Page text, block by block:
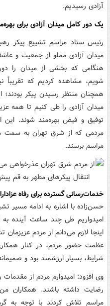
آزادی رسیدیم.
یک دور کامل میدان آزادی برای
رئیس ستاد مراسم تشییع پیکر
میدان آزادی مملو از جمعیت و
هنگامی که بخشی از میدان را
شویم، مشاهده کردیم که
همچنان منتظر رسیدن پیکر
میدان آزادی را طی کنیم تا همه
توفیق و فیض بهره‌مند شوند.
مردمی که از شرق تهران به سمت
مراسم برسند.
خدمات‌رسانی گسترده برای رفاه
حسن‌زاده با اشاره به ادامه مسیر
امیدواریم طی چند ساعت آینده
اینجا لازم می‌دانم از مردم
عظمت حضور مردم، در کنار
شرایط، بسیار ارزشمند بود و
وی افزود: امیدوارم مردم از
رضایت داشته باشند. همکاران
مراسم تلاش کردند با توجه به